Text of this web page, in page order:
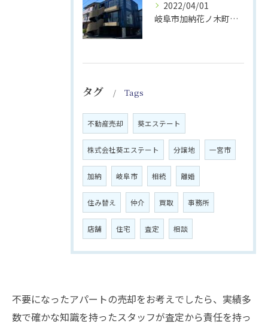
2022/04/01
岐阜市加納花ノ木町【事務所】｜株式会社葵エステート
タグ Tags
不動産売却 葵エステート
株式会社葵エステート 分譲地 一宮市
加納 岐阜市 相続 離婚
住み替え 仲介 買取 事務所
店舗 住宅 査定 相談
不要になったアパートの売却をお考えでしたら、実績多
数で確かな知識を持ったスタッフが査定から責任を持っ